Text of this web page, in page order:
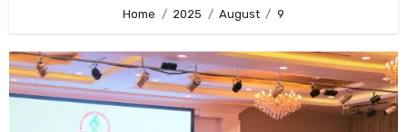
Home 2025 August 9